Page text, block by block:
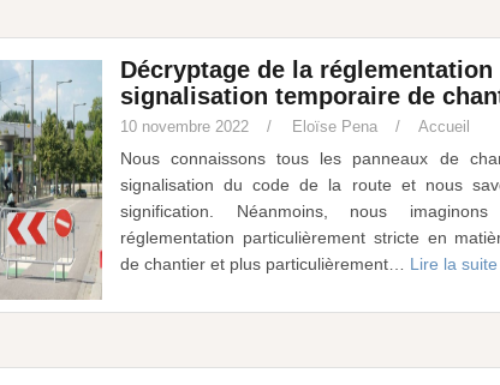
Décryptage de la
signalisation temporaire de
10 novembre 2022 Eloïse Pena Accueil
Nous connaissons tous les panneaux de
signalisation du code de la route et nous
signification. Néanmoins, nous
réglementation particulièrement stricte en
de chantier et plus particulièrement… Lire la suite